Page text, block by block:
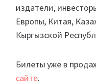
издатели,
Европы, Китая,
Кыргызской
Билеты уже в
сайте.